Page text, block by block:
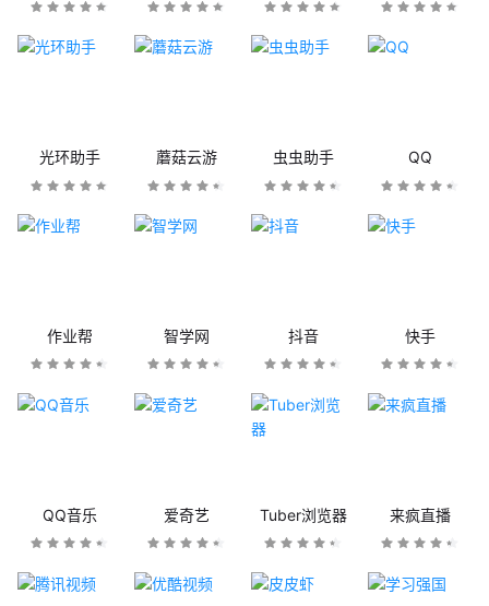
光环助手 蘑菇云游 虫虫助手 QQ
作业帮 智学网 抖音 快手
QQ音乐 爱奇艺 Tuber浏览器 来疯直播